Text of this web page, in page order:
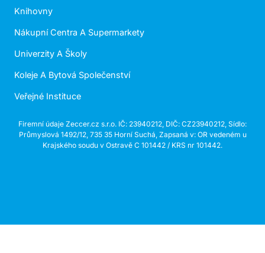
Knihovny
Nákupní Centra A Supermarkety
Univerzity A Školy
Koleje A Bytová Společenství
Veřejné Instituce
Firemní údaje Zeccer.cz s.r.o. IČ: 23940212, DIČ: CZ23940212, Sídlo:
Průmyslová 1492/12, 735 35 Horní Suchá, Zapsaná v: OR vedeném u
Krajského soudu v Ostravě C 101442 / KRS nr 101442.